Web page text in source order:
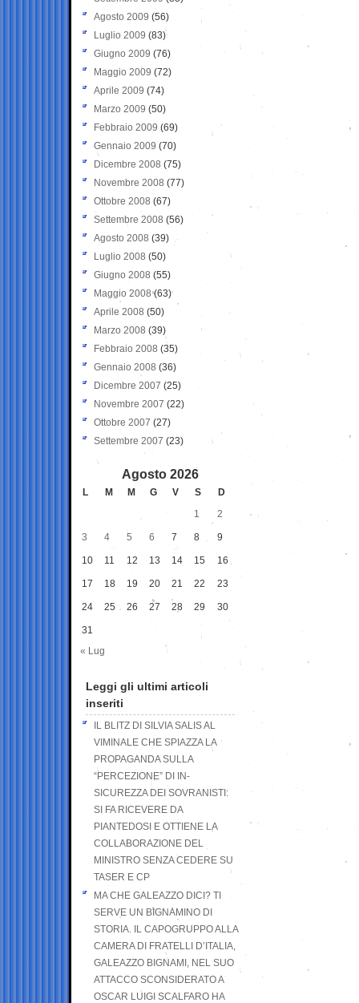
Agosto 2009 (56)
Luglio 2009 (83)
Giugno 2009 (76)
Maggio 2009 (72)
Aprile 2009 (74)
Marzo 2009 (50)
Febbraio 2009 (69)
Gennaio 2009 (70)
Dicembre 2008 (75)
Novembre 2008 (77)
Ottobre 2008 (67)
Settembre 2008 (56)
Agosto 2008 (39)
Luglio 2008 (50)
Giugno 2008 (55)
Maggio 2008(63)
Aprile 2008 (50)
Marzo 2008 (39)
Febbraio 2008 (35)
Gennaio 2008 (36)
Dicembre 2007 (25)
Novembre 2007 (22)
Ottobre 2007 (27)
Settembre 2007 (23)
Agosto 2026
L M M G V S
D
1
2
3 4 5 6 7 8 9
10 11 12 13 14 15 16
17 18 19 20 21 22 23
24 25 26 27 28 29 30
31
« Lug
Leggi gli ultimi articoli
inseriti
IL BLITZ DI SILVIA SALIS AL
VIMINALE CHE SPIAZZA LA
PROPAGANDA SULLA
“PERCEZIONE” DI IN-
SICUREZZA DEI SOVRANISTI:
SI FA RICEVERE DA
PIANTEDOSI E OTTIENE LA
COLLABORAZIONE DEL
MINISTRO SENZA CEDERE SU
TASER E CP
MA CHE GALEAZZO DICI? TI
SERVE UN BIGNAMINO DI
STORIA. IL CAPOGRUPPO ALLA
CAMERA DI FRATELLI D’ITALIA,
GALEAZZO BIGNAMI, NEL SUO
ATTACCO SCONSIDERATO A
OSCAR LUIGI SCALFARO HA